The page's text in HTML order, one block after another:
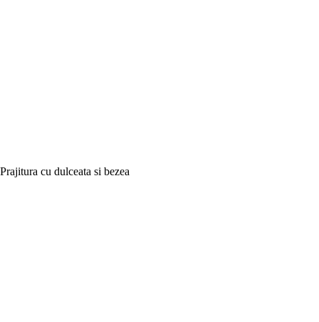
Prajitura cu dulceata si bezea